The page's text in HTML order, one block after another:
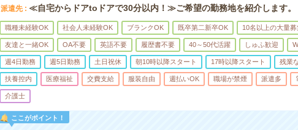
派遣先 ≪自宅からドアtoドアで30分以内！≫ご希望の勤務地を紹介します。
職種未経験OK 社会人未経験OK ブランクOK 既卒第二新卒OK 10名以上の大量募
友達と一緒OK OA不要 英語不要 履歴書不要 40～50代活躍 しゅふ歓迎
週4日勤務 週5日勤務 土日祝休 朝10時以降スタート 17時以降スタート 残業
扶養控内 医療福祉 交費支給 服装自由 週払いOK 職場が禁煙 派遣多
介護士
ここがポイント！